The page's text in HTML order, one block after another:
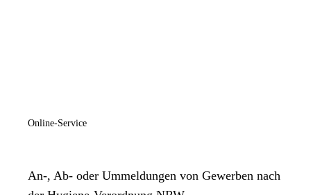
Online-Service
An-, Ab- oder Ummeldungen von Gewerben nach